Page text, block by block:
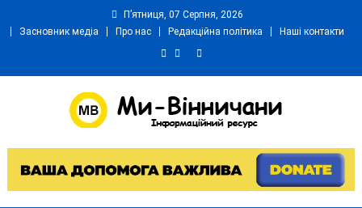
П’ятниця, 07 Серпня, 2026
Засновник медіа
Про нас Редакційна політика Наші контакти
Ми Вінничани